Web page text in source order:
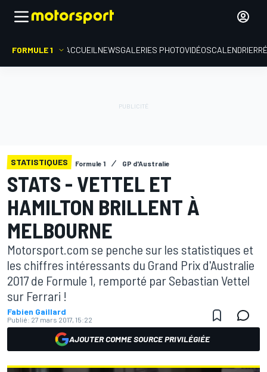
FORMULE 1 ACCUEIL NEWSGALERIES PHOTOVIDÉOSCALENDRIER
STATISTIQUES Formule 1 GP d'Australie
STATS - VETTEL ET
HAMILTON BRILLENT À
MELBOURNE
Motorsport.com se penche sur les statistiques et
les chiffres intéressants du Grand Prix d'Australie
2017 de Formule 1, remporté par Sebastian Vettel
sur Ferrari !
Fabien Gaillard
Publié: 27 mars 2017, 15:22
AJOUTER COMME SOURCE PRIVILÉGIÉE